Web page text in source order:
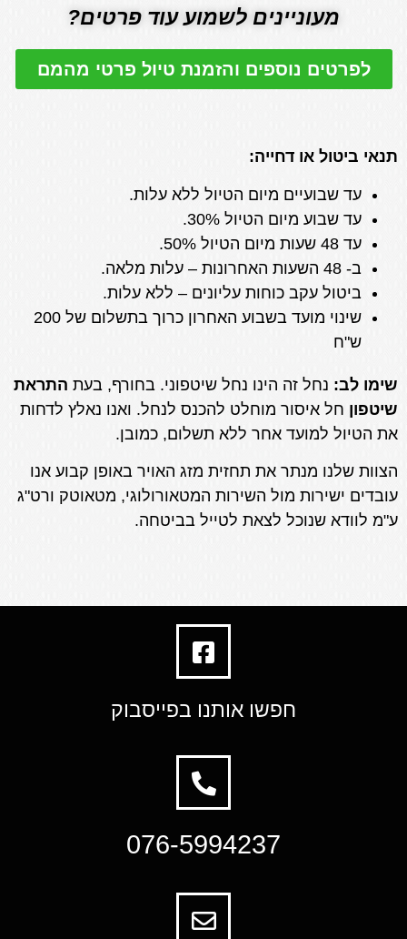
מעוניינים לשמוע עוד פרטים?
לפרטים נוספים והזמנת טיול פרטי מהמם
תנאי ביטול או דחייה:
עד שבועיים מיום הטיול ללא עלות.
עד שבוע מיום הטיול 30%.
עד 48 שעות מיום הטיול 50%.
ב- 48 השעות האחרונות – עלות מלאה.
ביטול עקב כוחות עליונים – ללא עלות.
שינוי מועד בשבוע האחרון כרוך בתשלום של 200
ש"ח
שימו לב: נחל זה הינו נחל שיטפוני. בחורף, בעת התראת
שיטפון חל איסור מוחלט להכנס לנחל. ואנו נאלץ לדחות
את הטיול למועד אחר ללא תשלום, כמובן.
הצוות שלנו מנתר את תחזית מזג האויר באופן קבוע אנו
עובדים ישירות מול השירות המטאורולוגי, מטאוטק ורט"ג
ע"מ לוודא שנוכל לצאת לטייל בביטחה.
חפשו אותנו בפייסבוק
076-5994237